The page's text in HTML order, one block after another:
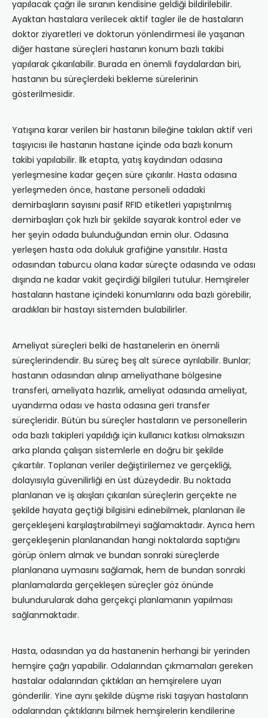
yapılacak çağrı ile sıranın kendisine geldiği bildirilebilir.
Ayaktan hastalara verilecek aktif tagler ile de hastaların
doktor ziyaretleri ve doktorun yönlendirmesi ile yaşanan
diğer hastane süreçleri hastanın konum bazlı takibi
yapılarak çıkarılabilir. Burada en önemli faydalardan biri,
hastanın bu süreçlerdeki bekleme sürelerinin
gösterilmesidir.
Yatışına karar verilen bir hastanın bileğine takılan aktif veri
taşıyıcısı ile hastanın hastane içinde oda bazlı konum
takibi yapılabilir. İlk etapta, yatış kaydından odasına
yerleşmesine kadar geçen süre çıkarılır. Hasta odasına
yerleşmeden önce, hastane personeli odadaki
demirbaşların sayısını pasif RFID etiketleri yapıştırılmış
demirbaşları çok hızlı bir şekilde sayarak kontrol eder ve
her şeyin odada bulunduğundan emin olur. Odasına
yerleşen hasta oda doluluk grafiğine yansıtılır. Hasta
odasından taburcu olana kadar süreçte odasında ve odası
dışında ne kadar vakit geçirdiği bilgileri tutulur. Hemşireler
hastaların hastane içindeki konumlarını oda bazlı görebilir,
aradıkları bir hastayı sistemden bulabilirler.
Ameliyat süreçleri belki de hastanelerin en önemli
süreçlerindendir. Bu süreç beş alt sürece ayrılabilir. Bunlar;
hastanın odasından alınıp ameliyathane bölgesine
transferi, ameliyata hazırlık, ameliyat odasında ameliyat,
uyandırma odası ve hasta odasına geri transfer
süreçleridir. Bütün bu süreçler hastaların ve personellerin
oda bazlı takipleri yapıldığı için kullanıcı katkısı olmaksızın
arka planda çalışan sistemlerle en doğru bir şekilde
çıkartılır. Toplanan veriler değiştirilemez ve gerçekliği,
dolayısıyla güvenilirliği en üst düzeydedir. Bu noktada
planlanan ve iş akışları çıkarılan süreçlerin gerçekte ne
şekilde hayata geçtiği bilgisini edinebilmek, planlanan ile
gerçekleşeni karşılaştırabilmeyi sağlamaktadır. Ayrıca hem
gerçekleşenin planlanandan hangi noktalarda saptığını
görüp önlem almak ve bundan sonraki süreçlerde
planlanana uymasını sağlamak, hem de bundan sonraki
planlamalarda gerçekleşen süreçler göz önünde
bulundurularak daha gerçekçi planlamanın yapılması
sağlanmaktadır.
Hasta, odasından ya da hastanenin herhangi bir yerinden
hemşire çağrı yapabilir. Odalarından çıkmamaları gereken
hastalar odalarından çıktıkları an hemşirelere uyarı
gönderilir. Yine aynı şekilde düşme riski taşıyan hastaların
odalarından çıktıklarını bilmek hemşirelerin kendilerine